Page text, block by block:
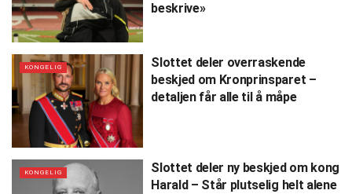
beskrive»
KONGELIG
Slottet deler overraskende
beskjed om Kronprinsparet –
detaljen får alle til å måpe
KONGELIG
Slottet deler ny beskjed om kong
Harald – Står plutselig helt alene